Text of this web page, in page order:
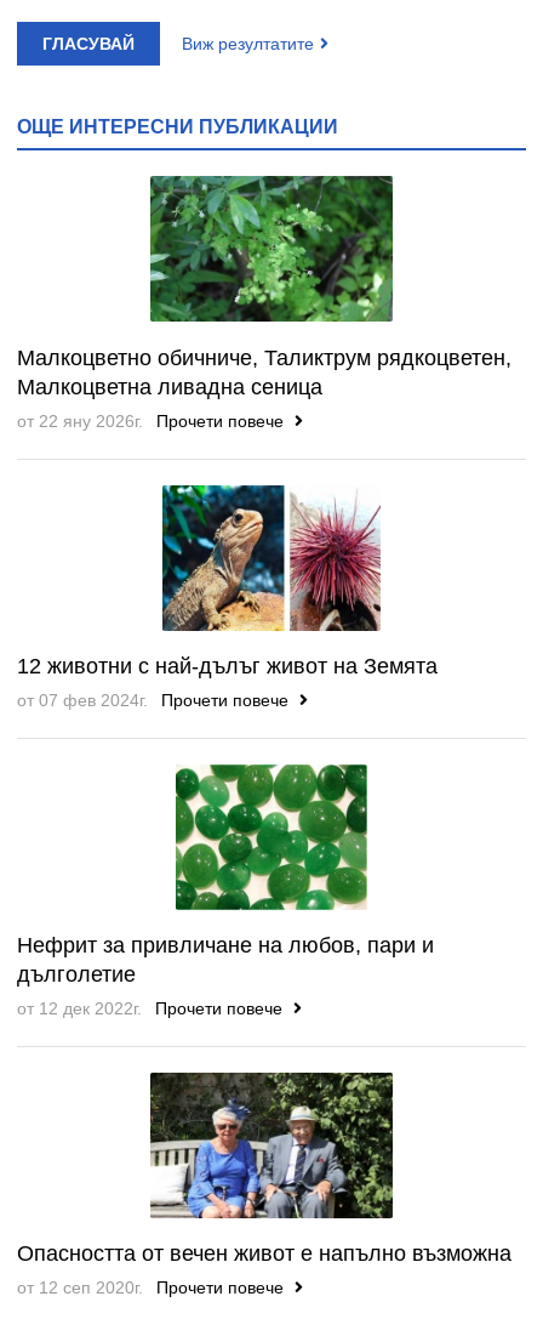
ГЛАСУВАЙ Виж резултатите
ОЩЕ ИНТЕРЕСНИ ПУБЛИКАЦИИ
Малкоцветно обичниче, Таликтрум рядкоцветен,
Малкоцветна ливадна сеница
от 22 яну 2026г. Прочети повече
12 животни с най-дълъг живот на Земята
от 07 фев 2024г. Прочети повече
Нефрит за привличане на любов, пари и
дълголетие
от 12 дек 2022г. Прочети повече
Опасността от вечен живот е напълно възможна
от 12 сеп 2020г. Прочети повече